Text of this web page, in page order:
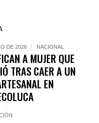
DE 2026 NACIONAL
A MUJER QUE
TRAS CAER A UN
EN